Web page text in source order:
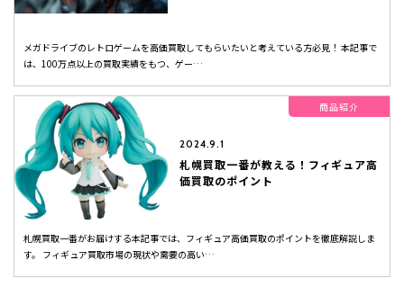
メガドライブのレトロゲームを高価買取してもらいたいと考えている方必見！ 本記事で
は、100万点以上の買取実績をもつ、ゲー…
商品紹介
2024.9.1
札幌買取一番が教える！フィギュア高
価買取のポイント
札幌買取一番がお届けする本記事では、フィギュア高価買取のポイントを徹底解説しま
す。 フィギュア買取市場の現状や需要の高い…